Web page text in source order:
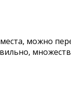
можно